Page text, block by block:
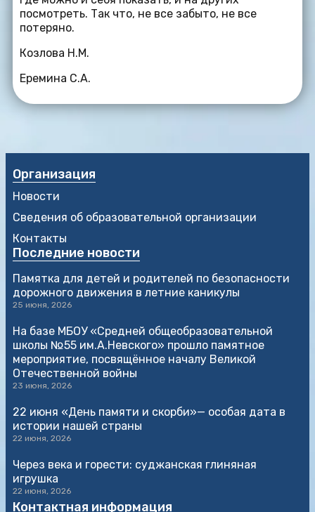
посмотреть. Так что, не все забыто, не все
потеряно.
Козлова Н.М.
Еремина С.А.
Организация
Новости
Сведения об образовательной организации
Контакты
Последние новости
Памятка для детей и родителей по безопасности
дорожного движения в летние каникулы
25 июня, 2026
На базе МБОУ «Средней общеобразовательной
школы №55 им.А.Невского» прошло памятное
мероприятие, посвящённое началу Великой
Отечественной войны
23 июня, 2026
22 июня «День памяти и скорби»— особая дата в
истории нашей страны
22 июня, 2026
Через века и горести: суджанская глиняная
игрушка
22 июня, 2026
Контактная информация